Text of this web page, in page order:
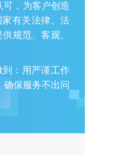
可，为客户创造
有关法律、法
规范、客观、
到：用严谨工作
保服务不出问